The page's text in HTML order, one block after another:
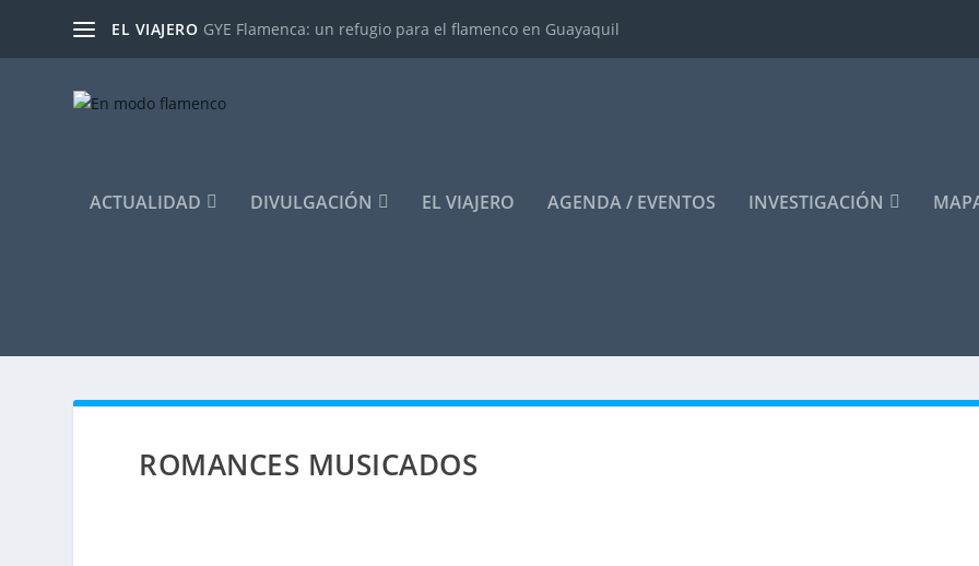
EL VIAJERO GYE Flamenca: un refugio para el flamenco en Guayaquil
ACTUALIDAD DIVULGACIÓN EL VIAJERO AGENDA / EVENTOS INVESTIGACIÓN
ROMANCES MUSICADOS